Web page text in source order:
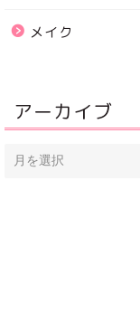
メイク
アーカイブ